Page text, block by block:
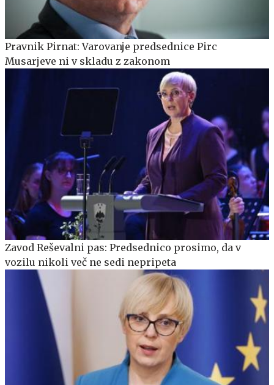
Pravnik Pirnat: Varovanje predsednice Pirc
Musarjeve ni v skladu z zakonom
Zavod Reševalni pas: Predsednico prosimo, da v
vozilu nikoli več ne sedi nepripeta